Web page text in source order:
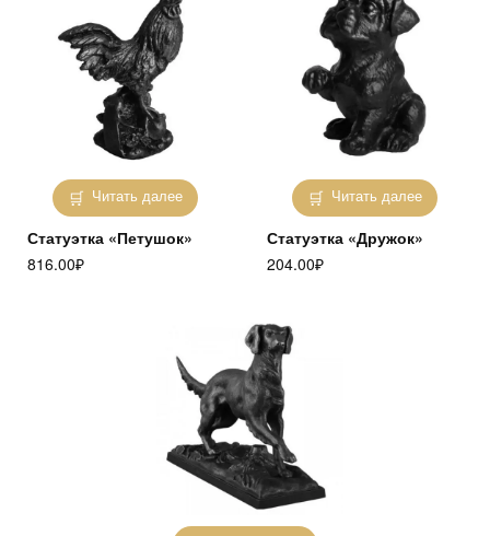
Читать далее
Статуэтка «Петушок»
816.00₽
Читать далее
Статуэтка «Дружок»
204.00₽